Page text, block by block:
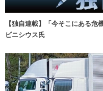
【独自連載】「今そこにある
ビニシウス氏